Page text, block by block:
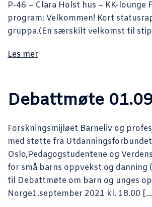
P-46 – Clara Holst hus – KK-lounge
program: Velkommen! Kort
gruppa.(En særskilt velkomst til
Les mer
Debattmøte
Forskningsmijløet Barneliv og
med støtte fra Utdanningsforbundet
Oslo,Pedagogstudentene og
for små barns oppvekst og danning
til Debattmøte om barn og unges
Norge1.september 2021 kl. 18.00